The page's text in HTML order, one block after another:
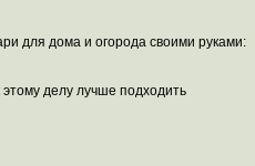
для дома и огорода своими руками:
этому делу лучше подходить